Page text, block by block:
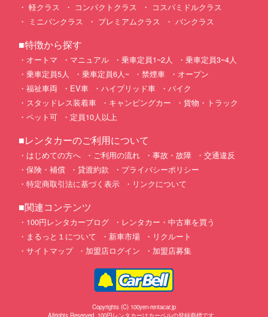
軽クラス コンパクトクラス
コスパミドルクラス
ミニバンクラス
プレミアムクラス バンクラス
■特徴から探す
オートマ マニュアル 乗車定員1~2人
乗車定員3~4人
乗車定員5人
乗車定員6人~ 禁煙車
オープン
福祉車両
EV車 ハイブリッド車
バイク
スタッドレス装着車
キャンピングカー
貨物・トラック
ペット可
定員10人以上
■レンタカーのご利用について
はじめての方へ ご利用の流れ 事故・故障
交通違反
保険・補償
貸渡約款
プライバシーポリシー
特定商取引法に基づく表示
リンクについて
■関連コンテンツ
100円レンタカーブログ
レンタカー・中古車を買う
まるっと１について
新車市場
リクルート
サイトマップ
加盟店ログイン 加盟店募集
Copyrights (C) 100yen-rentacar.jp
Allrights Reserved. 100円レンタカーはカーベルの登録商標です。